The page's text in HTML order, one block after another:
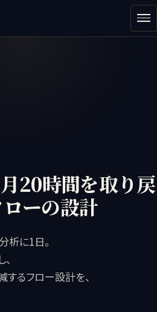
RUMG
20時間を取り戻
ーの設計
析に1日。
るフロー設計を、